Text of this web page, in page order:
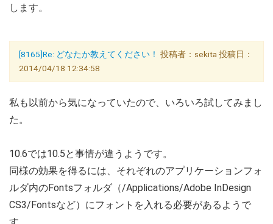
します。
[8165]Re: どなたか教えてください！ 投稿者：sekita 投稿日：
2014/04/18 12:34:58
私も以前から気になっていたので、いろいろ試してみまし
た。
10.6では10.5と事情が違うようです。
同様の効果を得るには、それぞれのアプリケーションフォ
ルダ内のFontsフォルダ（/Applications/Adobe InDesign
CS3/Fontsなど）にフォントを入れる必要があるようで